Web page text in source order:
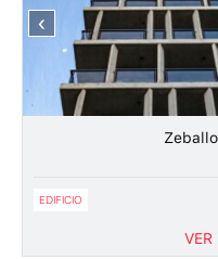
‹
EDIFICIO
VER